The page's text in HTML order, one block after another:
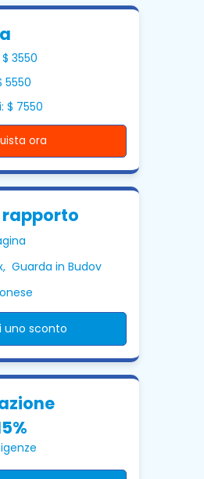
3550
$ 7550
ora
Guarda in Budov
uno sconto